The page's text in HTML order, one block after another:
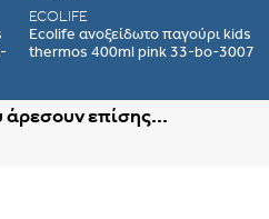
ECOLIFE
Ecolife ανοξείδωτο παγούρι kids
thermos 400ml pink 33-bo-3007
επίσης...
Albania Armenia
εδώ